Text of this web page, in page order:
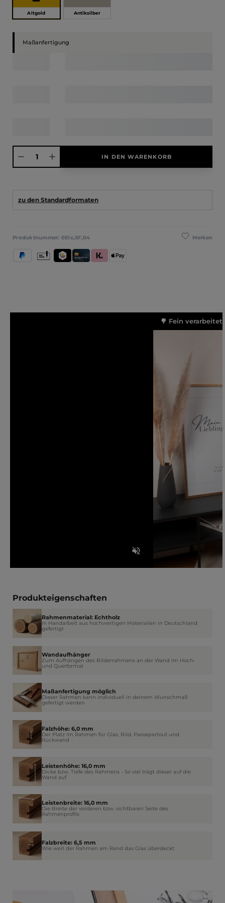
Altgold Antiksilber
Maßanfertigung
IN DEN WARENKORB
zu den Standardformaten
Merken
Produktnummer: 051x,SF,04
TWINT
PayPal Kredit- und Debitkarte
Klarna (Rechnung / Ratenkauf / Sofort)
Apple Pay
Vorkasse
🌳 Fein
Produkteigenschaften
Rahmenmaterial: Echtholz
In Handarbeit aus hochwertigen Materialien in Deutschland
gefertigt
Wandaufhänger
Zum Aufhängen des Bilderrahmens an der Wand im Hoch-
und Querformat
Maßanfertigung möglich
Dieser Rahmen kann individuell in deinem Wunschmaß
gefertigt werden
Falzhöhe: 6,0 mm
Der Platz im Rahmen für Glas, Bild, Passepartout und
Rückwand
Leistenhöhe: 16,0 mm
Dicke bzw. Tiefe des Rahmens - So viel trägt dieser auf die
Wand auf
Leistenbreite: 16,0 mm
Die Breite der vorderen bzw. sichtbaren Seite des
Rahmenprofils
Falzbreite: 6,5 mm
Wie weit der Rahmen am Rand das Glas überdeckt